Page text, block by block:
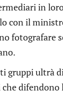
in
con il
fotografare
gruppi ultrà
difendono